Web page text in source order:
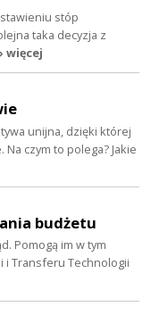
stóp
taka decyzja z
więcej
unijna, dzięki której
czym to polega? Jakie
budżetu
Pomogą im w tym
i Transferu Technologii